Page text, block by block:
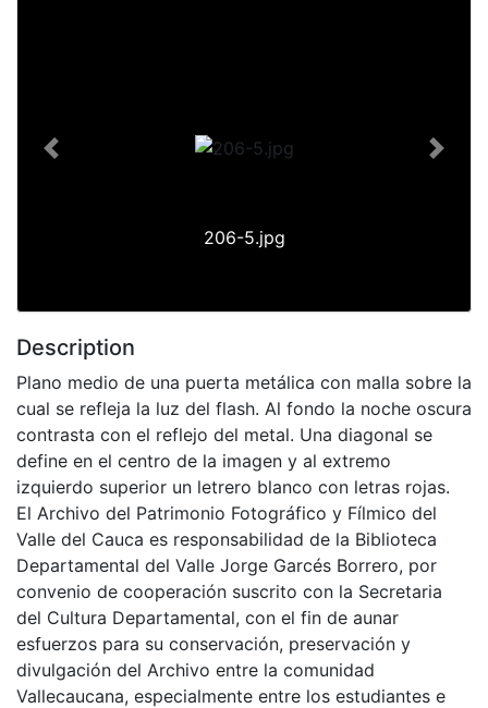
206-5.jpg
Previous Next
Description
Plano medio de una puerta metálica con malla sobre la
cual se refleja la luz del flash. Al fondo la noche oscura
contrasta con el reflejo del metal. Una diagonal se
define en el centro de la imagen y al extremo
izquierdo superior un letrero blanco con letras rojas.
El Archivo del Patrimonio Fotográfico y Fílmico del
Valle del Cauca es responsabilidad de la Biblioteca
Departamental del Valle Jorge Garcés Borrero, por
convenio de cooperación suscrito con la Secretaria
del Cultura Departamental, con el fin de aunar
esfuerzos para su conservación, preservación y
divulgación del Archivo entre la comunidad
Vallecaucana, especialmente entre los estudiantes e